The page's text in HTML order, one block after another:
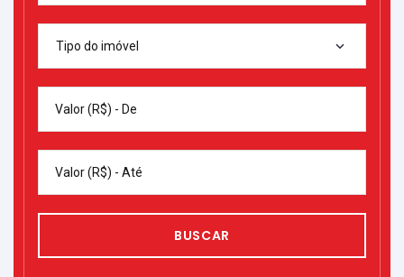
Tipo do imóvel
Valor (R$) - De
Valor (R$) - Até
BUSCAR